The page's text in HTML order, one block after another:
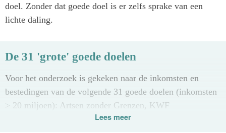
doel. Zonder dat goede doel is er zelfs sprake van een
lichte daling.
De 31 'grote' goede doelen
Voor het onderzoek is gekeken naar de inkomsten en
bestedingen van de volgende 31 goede doelen (inkomsten
> 20 miljoen): Artsen zonder Grenzen, KWF
Kankerbestrijding, Natuurmonumenten, Rode Kruis,
Lees meer